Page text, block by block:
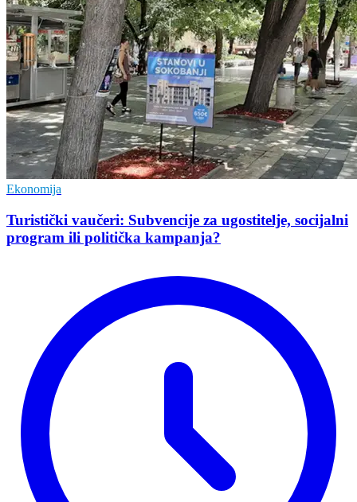
Ekonomija
Turistički vaučeri: Subvencije za ugostitelje, socijalni
program ili politička kampanja?